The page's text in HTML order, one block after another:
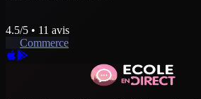
4.5/5 • 11 avis
Commerce